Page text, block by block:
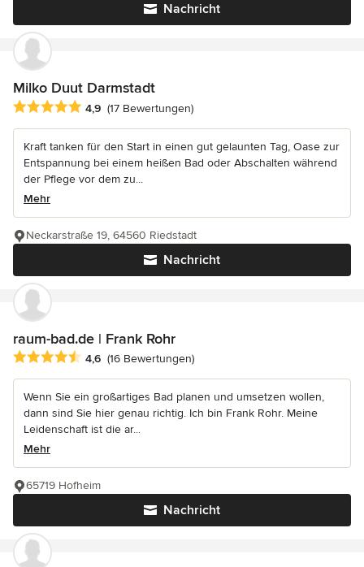
Nachricht
Milko Duut Darmstadt
Durchschnittliche Bewertung: 4.9 von 5 Sternen
4,9 (17 Bewertungen)
Kraft tanken für den Start in einen gut gelaunten Tag, Oase zur
Entspannung bei einem heißen Bad oder Abschalten während
der Pflege vor dem zu...
Mehr
Nachricht
Neckarstraße 19, 64560 Riedstadt
raum-bad.de | Frank Rohr
Durchschnittliche Bewertung: 4.6 von 5 Sternen
4,6 (16 Bewertungen)
Wenn Sie ein großartiges Bad planen und umsetzen wollen,
dann sind Sie hier genau richtig. Ich bin Frank Rohr. Meine
Leidenschaft ist die ar...
Mehr
Nachricht
65719 Hofheim